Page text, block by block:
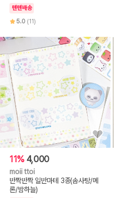
텐텐배송
5.0 (11)
11% 4,000
moii ttoi
반짝반짝 일반마테 3종(솜사탕/메
론/밤하늘)